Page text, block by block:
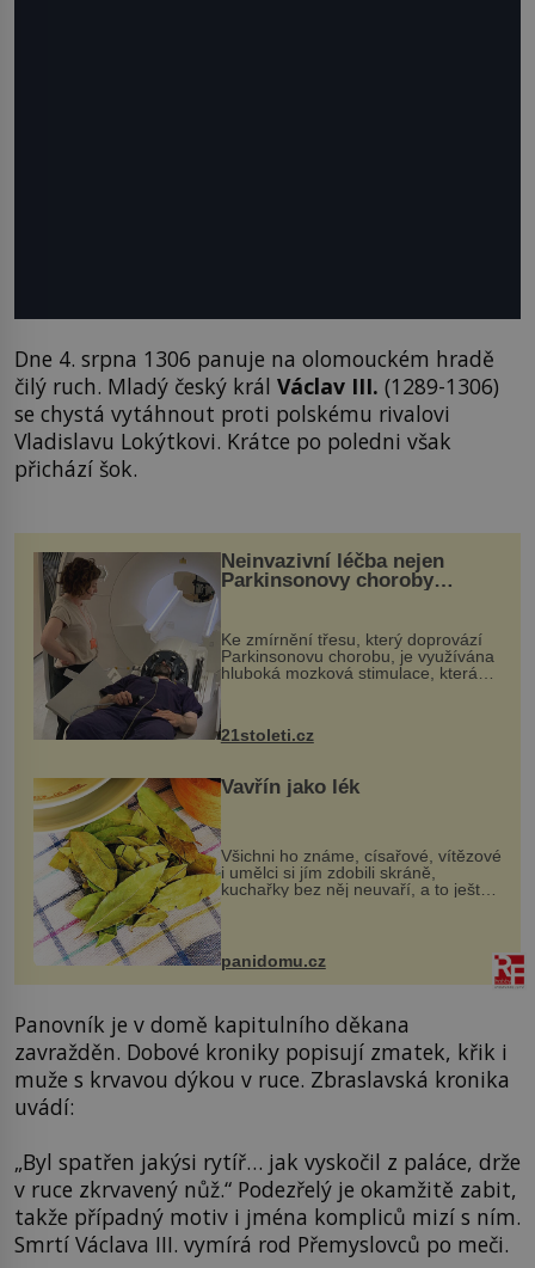
Dne 4. srpna 1306 panuje na olomouckém hradě
čilý ruch. Mladý český král Václav III. (1289-1306)
se chystá vytáhnout proti polskému rivalovi
Vladislavu Lokýtkovi. Krátce po poledni však
přichází šok.
Neinvazivní léčba nejen
Parkinsonovy choroby
Ke zmírnění třesu, který doprovází
Parkinsonovu chorobu, je využívána
hluboká mozková stimulace, která
však vyžaduje vysoce invazivní
zákrok. Ultrazvuk zase není vhodný
k dostatečně přesnému zacílení ...
21stoleti.cz
Vavřín jako lék
Všichni ho známe, císařové, vítězové
i umělci si jím zdobili skráně,
kuchařky bez něj neuvaří, a to ještě
nevíte, že bobkový list může výrazně
zmírnit některé naše neduhy.
Obsahuje v malém množství ně...
panidomu.cz
Panovník je v domě kapitulního děkana
zavražděn. Dobové kroniky popisují zmatek, křik i
muže s krvavou dýkou v ruce. Zbraslavská kronika
uvádí:
„Byl spatřen jakýsi rytíř… jak vyskočil z paláce, drže
v ruce zkrvavený nůž.“ Podezřelý je okamžitě zabit,
takže případný motiv i jména kompliců mizí s ním.
Smrtí Václava III. vymírá rod Přemyslovců po meči.